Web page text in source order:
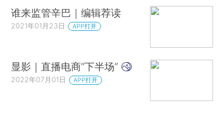
谁来监管辛巴｜编辑荐读
2021年01月23日 APP打开
显影｜直播电商“下半场”
2022年07月01日 APP打开